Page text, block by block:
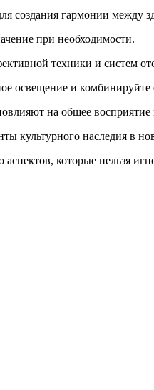
создания гармонии между
при необходимости.
техники и систем
освещение и комбинируйте
на общее восприятие
наследия в
которые нельзя